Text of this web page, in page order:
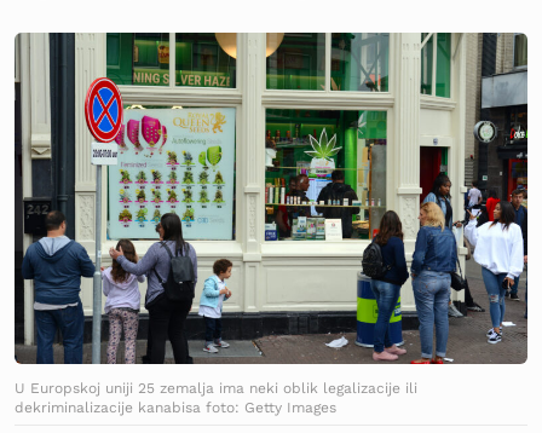
U Europskoj uniji 25 zemalja ima neki oblik legalizacije ili
dekriminalizacije kanabisa foto: Getty Images